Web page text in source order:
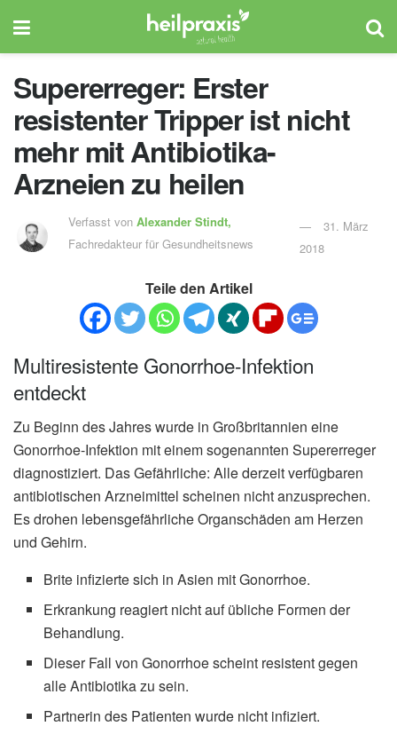
Supererreger: Erster
resistenter Tripper ist nicht
mehr mit Antibiotika-
Arzneien zu heilen
Verfasst vonAlexander Stindt,
Fachredakteur für Gesundheitsnews
31. März
2018
Teile den Artikel
Multiresistente Gonorrhoe-Infektion
entdeckt
Zu Beginn des Jahres wurde in Großbritannien eine
Gonorrhoe-Infektion mit einem sogenannten Supererreger
diagnostiziert. Das Gefährliche: Alle derzeit verfügbaren
antibiotischen Arzneimittel scheinen nicht anzusprechen.
Es drohen lebensgefährliche Organschäden am Herzen
und Gehirn.
Brite infizierte sich in Asien mit Gonorrhoe.
Erkrankung reagiert nicht auf übliche Formen der
Behandlung.
Dieser Fall von Gonorrhoe scheint resistent gegen
alle Antibiotika zu sein.
Partnerin des Patienten wurde nicht infiziert.